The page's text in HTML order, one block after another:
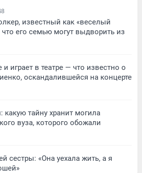
известный как «веселый
его семью могут выдворить из
и играет в театре — что известно о
оскандалившейся на концерте
какую тайну хранит могила
вуза, которого обожали
сестры: «Она уехала жить, а я